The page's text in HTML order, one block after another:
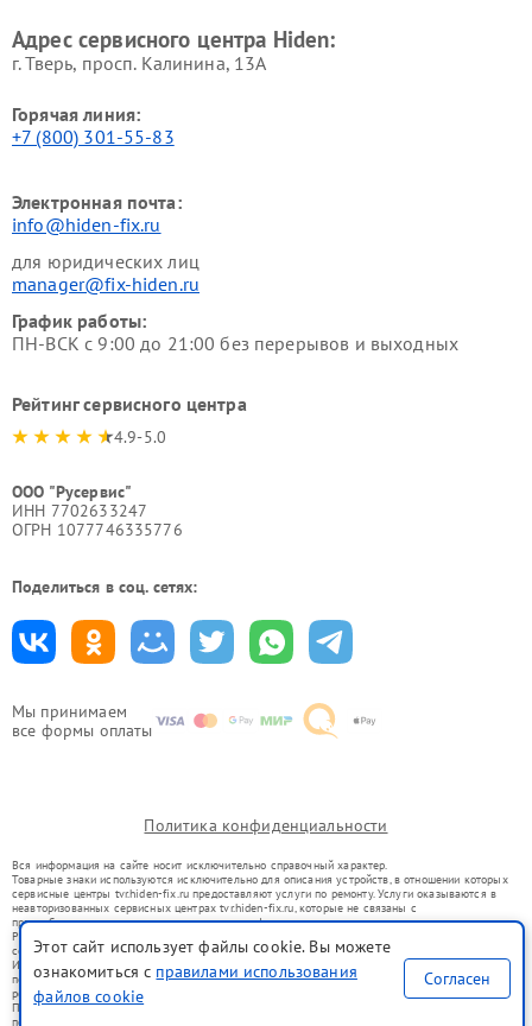
Мы принимаем
все формы оплаты
Адрес сервисного центра Hiden:
г. Тверь, просп. Калинина, 13А
Горячая линия:
+7 (800) 301-55-83
Электронная почта:
info@hiden-fix.ru
для юридических лиц
manager@fix-hiden.ru
График работы:
ПН-ВСК с 9:00 до 21:00 без перерывов и выходных
Рейтинг сервисного центра
4.9-5.0
ООО "Русервис"
ИНН 7702633247
ОГРН 1077746335776
Поделиться в соц. сетях:
Политика конфиденциальности
Вся информация на сайте носит исключительно справочный характер.
Товарные знаки используются исключительно для описания устройств, в отношении которых
сервисные центры tvr.hiden-fix.ru предоставляют услуги по ремонту. Услуги оказываются в
неавторизованных сервисных центрах tvr.hiden-fix.ru, которые не связаны с
правообладателями товарных знаков или их официальными представителями.
Ремонт осуществляется для устройств, уже введенных в гражданский оборот в соответствии
со статьей 1487 ГК РФ.
Использование товарных знаков не преследует цели индивидуализации услуг или введения
потребителей в заблуждение, а служит для информирования о предоставляемых услугах по
ремонту техники указанных брендов.
Представленная на сайте информация не является публичной офертой, определяемой
положениями Статьи 437(2) Гражданского кодекса РФ
Этот сайт использует файлы cookie. Вы можете
ознакомиться с правилами использования
файлов cookie
Согласен